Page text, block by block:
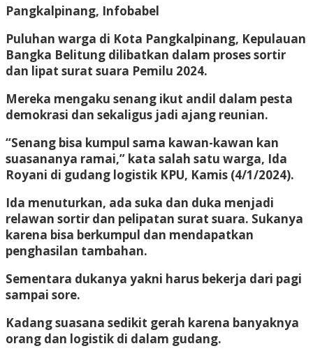
Pangkalpinang, Infobabel
Puluhan warga di Kota Pangkalpinang, Kepulauan
Bangka Belitung dilibatkan dalam proses sortir
dan lipat surat suara Pemilu 2024.
Mereka mengaku senang ikut andil dalam pesta
demokrasi dan sekaligus jadi ajang reunian.
“Senang bisa kumpul sama kawan-kawan kan
suasananya ramai,” kata salah satu warga, Ida
Royani di gudang logistik KPU, Kamis (4/1/2024).
Ida menuturkan, ada suka dan duka menjadi
relawan sortir dan pelipatan surat suara. Sukanya
karena bisa berkumpul dan mendapatkan
penghasilan tambahan.
Sementara dukanya yakni harus bekerja dari pagi
sampai sore.
Kadang suasana sedikit gerah karena banyaknya
orang dan logistik di dalam gudang.